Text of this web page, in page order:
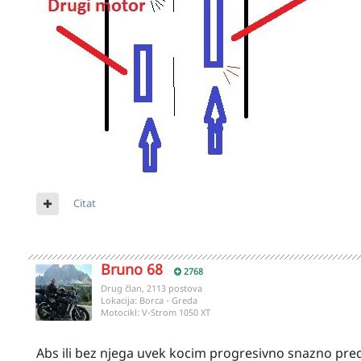
Citat
Bruno 68 2768
Drug član, 2113 postova
Lokacija: Borca - Greda
Motocikl: V-Strom 1050 XT
Abs ili bez njega uvek kocim progresivno snazno